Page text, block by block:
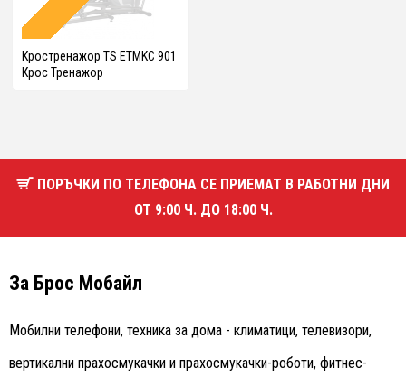
Кростренажор TS ETMKC 901
Крос Тренажор
ПОРЪЧКИ ПО ТЕЛЕФОНА СЕ ПРИЕМАТ В РАБОТНИ ДНИ
ОТ 9:00 Ч. ДО 18:00 Ч.
За Брос Мобайл
Мобилни телефони, техника за дома - климатици, телевизори,
вертикални прахосмукачки и прахосмукачки-роботи, фитнес-